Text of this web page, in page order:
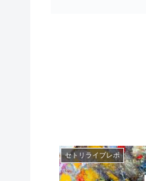
セトリライブレポ